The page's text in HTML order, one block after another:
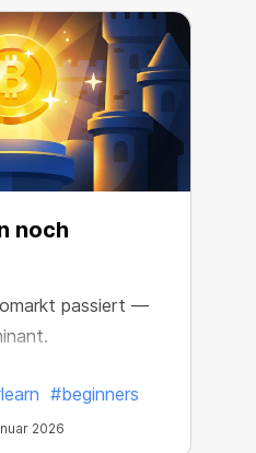
noch
passiert —
#beginners
2026